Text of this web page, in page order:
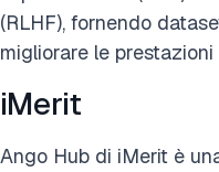
(RLHF), fornendo
migliorare le
iMerit
Ango Hub di iMerit è